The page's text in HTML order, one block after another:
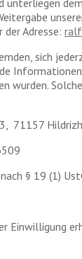
Adresse:
sich
71157
§ 19 (1)
Einwilligung